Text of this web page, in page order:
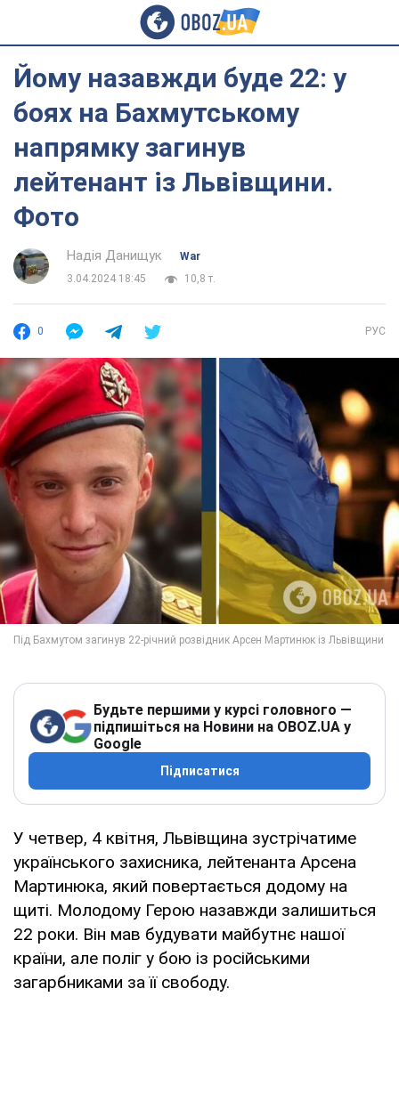
Йому назавжди буде 22: у
боях на Бахмутському
напрямку загинув
лейтенант із Львівщини.
Фото
Надія Данищук
War
3.04.2024 18:45
10,8 т.
0 РУС
Будьте першими у курсі головного —
підпишіться на Новини на OBOZ.UA у
Google
Підписатися
У четвер, 4 квітня, Львівщина зустрічатиме
українського захисника, лейтенанта Арсена
Мартинюка, який повертається додому на
щиті. Молодому Герою назавжди залишиться
22 роки. Він мав будувати майбутнє нашої
країни, але поліг у бою із російськими
загарбниками за її свободу.